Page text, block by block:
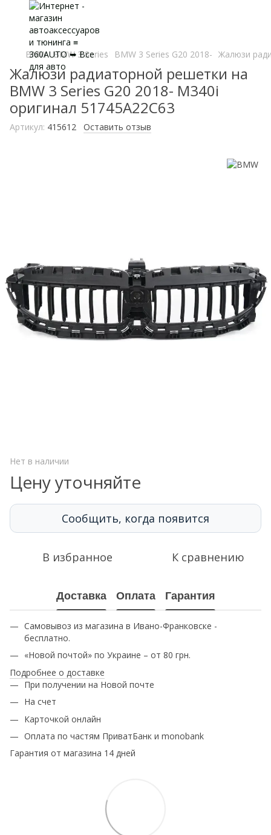
BMW BMW 3 Series BMW 3 Series G20 2018- Жалюзи
Жалюзи радиаторной решетки на
BMW 3 Series G20 2018- M340i
оригинал 51745A22C63
Артикул: 415612 Оставить отзыв
Нет в наличии
Цену уточняйте
Сообщить, когда появится
В избранное К сравнению
Доставка Оплата Гарантия
Самовывоз из магазина в Ивано-Франковске -
бесплатно.
«Новой почтой» по Украине – от 80 грн.
Подробнее о доставке
При получении на Новой почте
На счет
Карточкой онлайн
Оплата по частям ПриватБанк и monobank
Гарантия от магазина 14 дней